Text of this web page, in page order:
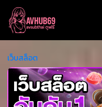
เว็บสล็อต